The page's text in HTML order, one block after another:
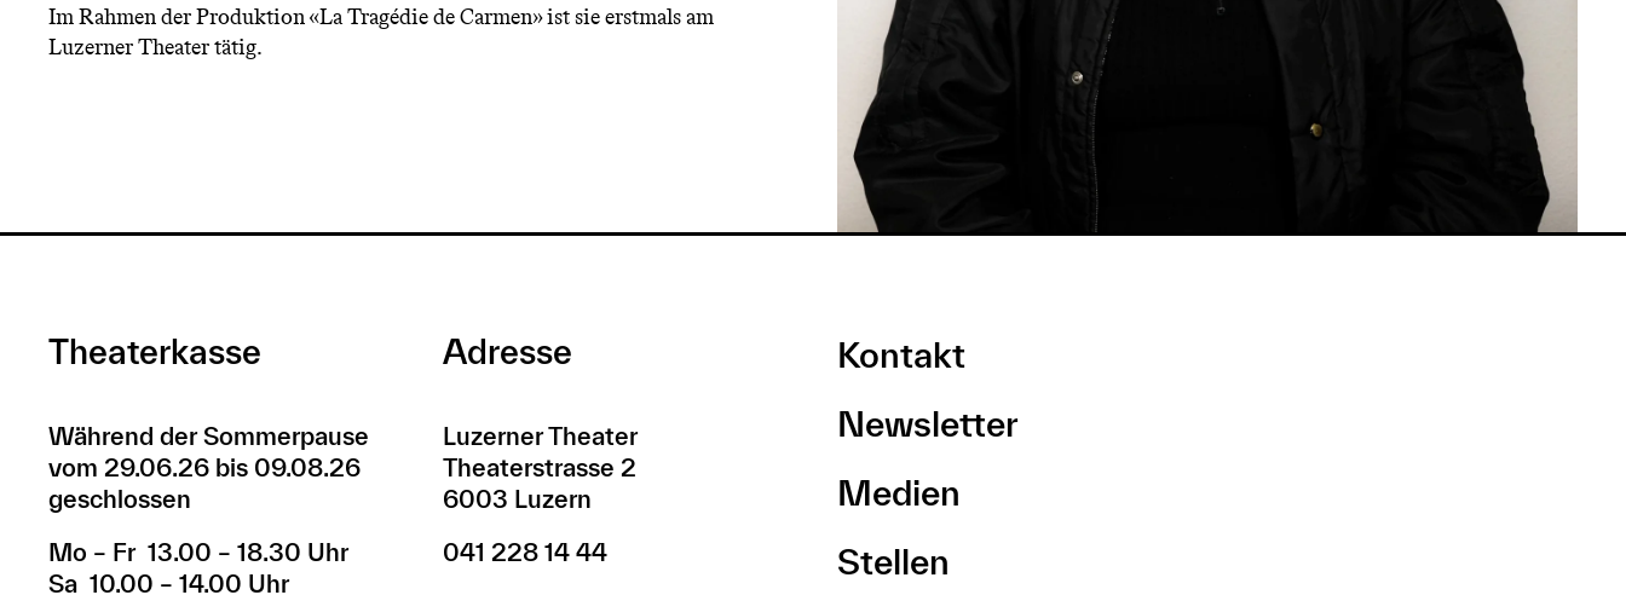
Im Rahmen der Produktion «La Tragédie de Carmen» ist sie erstmals am
Luzerner Theater tätig.
Theaterkasse
Während der Sommerpause
vom 29.06.26 bis 09.08.26
geschlossen
Mo – Fr 13.00 – 18.30 Uhr
Sa 10.00 – 14.00 Uhr
Adresse
Luzerner Theater
Theaterstrasse 2
6003 Luzern
041 228 14 44
Kontakt
Newsletter
Medien
Stellen